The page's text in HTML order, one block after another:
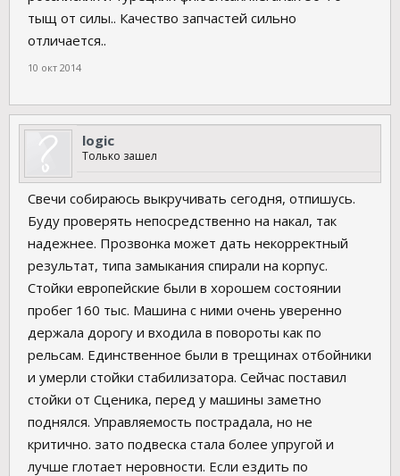
тыщ от силы.. Качество запчастей сильно
отличается..
10 окт 2014
logic
Только зашел
Свечи собираюсь выкручивать сегодня, отпишусь.
Буду проверять непосредственно на накал, так
надежнее. Прозвонка может дать некорректный
результат, типа замыкания спирали на корпус.
Стойки европейские были в хорошем состоянии
пробег 160 тыс. Машина с ними очень уверенно
держала дорогу и входила в повороты как по
рельсам. Единственное были в трещинах отбойники
и умерли стойки стабилизатора. Сейчас поставил
стойки от Сценика, перед у машины заметно
поднялся. Управляемость пострадала, но не
критично. зато подвеска стала более упругой и
лучше глотает неровности. Если ездить по